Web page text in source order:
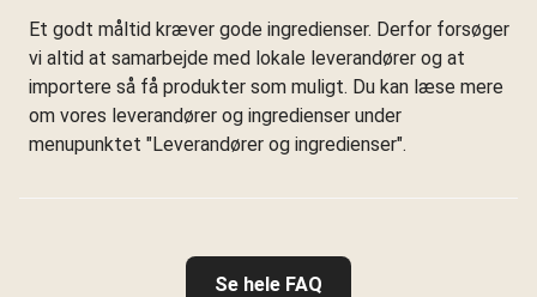
Et godt måltid kræver gode ingredienser. Derfor forsøger
vi altid at samarbejde med lokale leverandører og at
importere så få produkter som muligt. Du kan læse mere
om vores leverandører og ingredienser under
menupunktet "Leverandører og ingredienser".
Se hele FAQ